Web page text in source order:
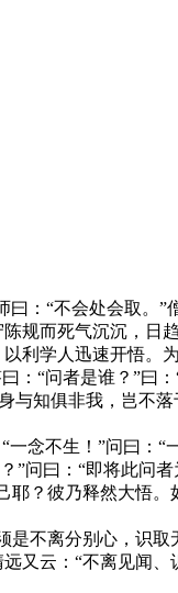
“不会处会取。”
而死气沉沉，日
利学人迅速开悟
“问者是谁？”曰
与知俱非我，岂不
不生！”问曰：“
问曰：“即将此问
？彼乃释然大悟
离分别心，识取
又云：“不离见闻